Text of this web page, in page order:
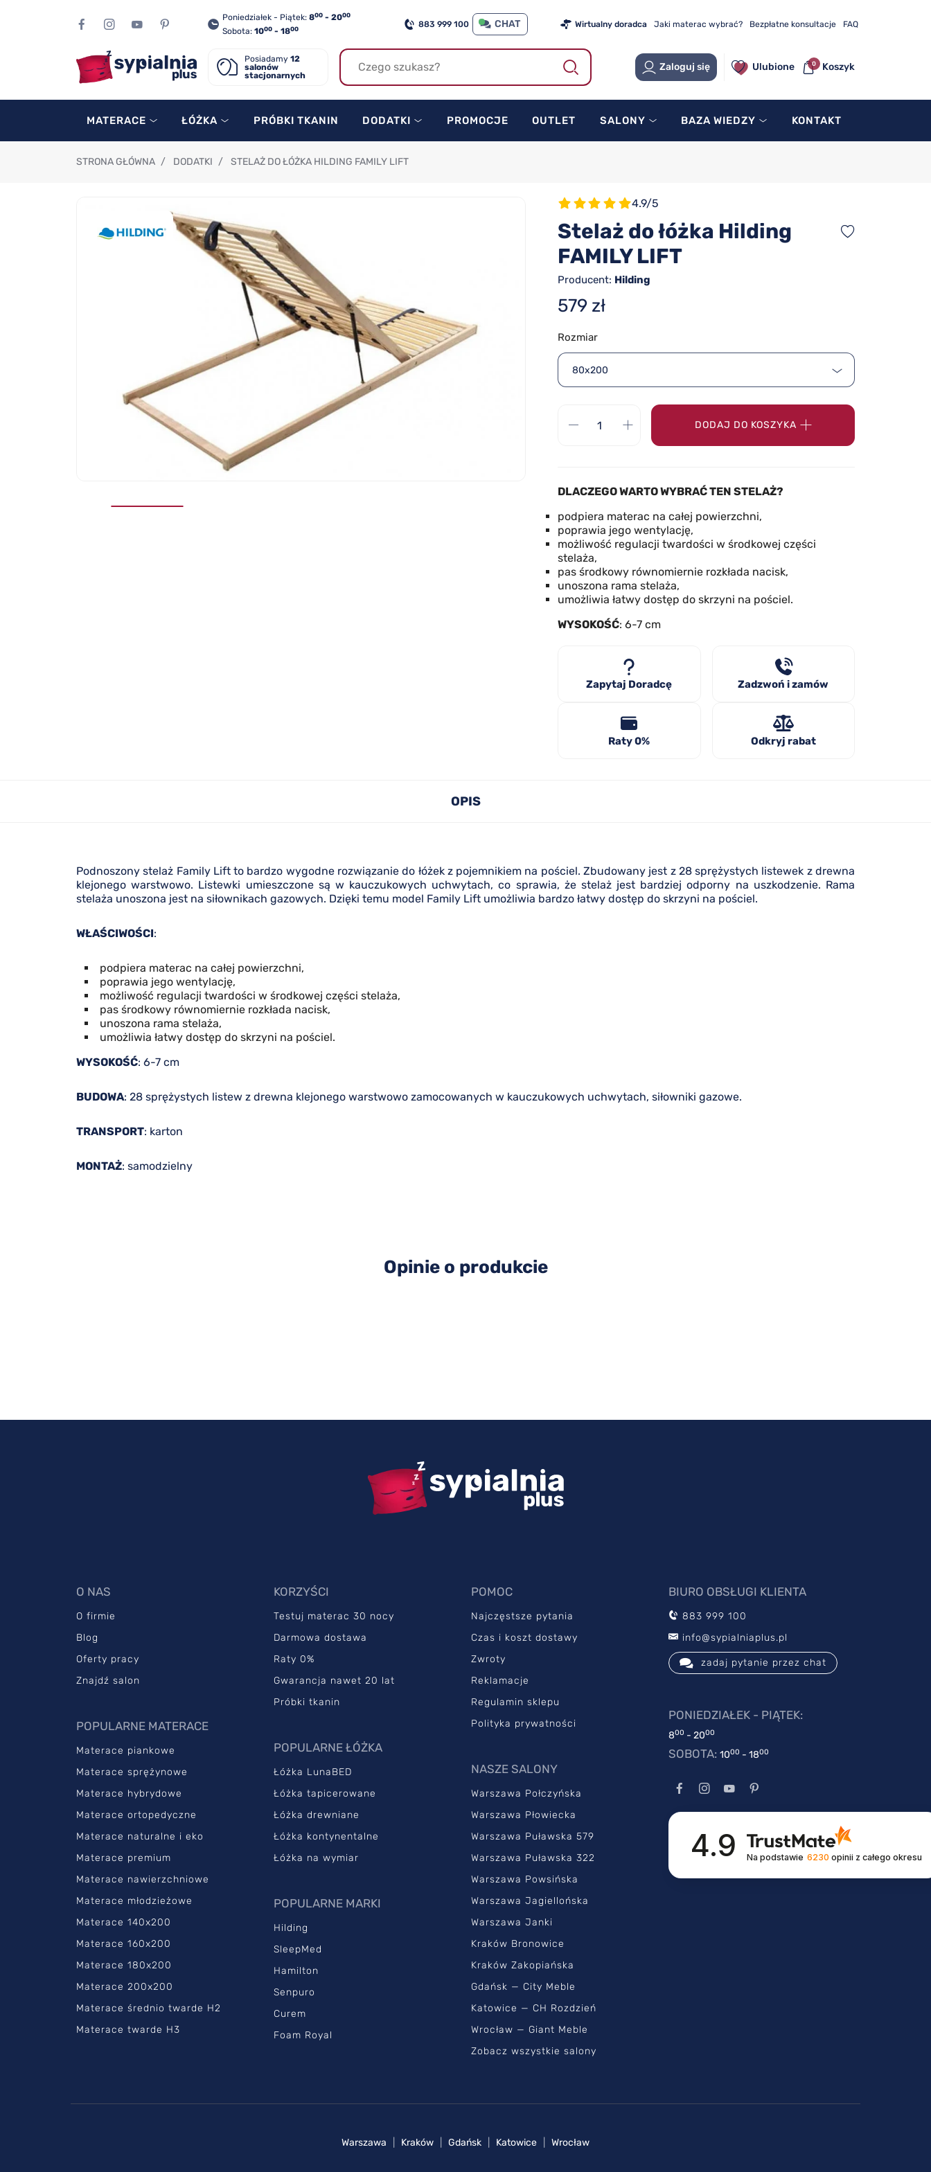
Poniedziałek - Piątek: 800 - 2000
Sobota: 1000 - 1800 883 999 100 CHAT Wirtualny doradca Jaki materac wybrać? Bezpłatne konsultacje FAQ
Posiadamy 12
salonów
stacjonarnych
Zaloguj się Ulubione Koszyk
0
MATERACE ŁÓŻKA PRÓBKI TKANIN DODATKI PROMOCJE OUTLET SALONY BAZA WIEDZY KONTAKT
STRONA GŁÓWNA / DODATKI / STELAŻ DO ŁÓŻKA HILDING FAMILY LIFT
4.9/5
Stelaż do łóżka Hilding
FAMILY LIFT
Producent: Hilding
579 zł
Rozmiar
80x200
DODAJ DO KOSZYKA
DLACZEGO WARTO WYBRAĆ TEN STELAŻ?
podpiera materac na całej powierzchni,
poprawia jego wentylację,
możliwość regulacji twardości w środkowej części
stelaża,
pas środkowy równomiernie rozkłada nacisk,
unoszona rama stelaża,
umożliwia łatwy dostęp do skrzyni na pościel.
WYSOKOŚĆ: 6-7 cm
Zapytaj Doradcę Zadzwoń i zamów
Raty 0% Odkryj rabat
OPIS
Podnoszony stelaż Family Lift to bardzo wygodne rozwiązanie do łóżek z pojemnikiem na pościel. Zbudowany jest z 28 sprężystych listewek z drewna
klejonego warstwowo. Listewki umieszczone są w kauczukowych uchwytach, co sprawia, że stelaż jest bardziej odporny na uszkodzenie. Rama
stelaża unoszona jest na siłownikach gazowych. Dzięki temu model Family Lift umożliwia bardzo łatwy dostęp do skrzyni na pościel.
WŁAŚCIWOŚCI:
podpiera materac na całej powierzchni,
poprawia jego wentylację,
możliwość regulacji twardości w środkowej części stelaża,
pas środkowy równomiernie rozkłada nacisk,
unoszona rama stelaża,
umożliwia łatwy dostęp do skrzyni na pościel.
WYSOKOŚĆ: 6-7 cm
BUDOWA: 28 sprężystych listew z drewna klejonego warstwowo zamocowanych w kauczukowych uchwytach, siłowniki gazowe.
TRANSPORT: karton
MONTAŻ: samodzielny
Opinie o produkcie
O NAS
O firmie
Blog
Oferty pracy
Znajdź salon
POPULARNE MATERACE
Materace piankowe
Materace sprężynowe
Materace hybrydowe
Materace ortopedyczne
Materace naturalne i eko
Materace premium
Materace nawierzchniowe
Materace młodzieżowe
Materace 140x200
Materace 160x200
Materace 180x200
Materace 200x200
Materace średnio twarde H2
Materace twarde H3
KORZYŚCI
Testuj materac 30 nocy
Darmowa dostawa
Raty 0%
Gwarancja nawet 20 lat
Próbki tkanin
POPULARNE ŁÓŻKA
Łóżka LunaBED
Łóżka tapicerowane
Łóżka drewniane
Łóżka kontynentalne
Łóżka na wymiar
POPULARNE MARKI
Hilding
SleepMed
Hamilton
Senpuro
Curem
Foam Royal
POMOC
Najczęstsze pytania
Czas i koszt dostawy
Zwroty
Reklamacje
Regulamin sklepu
Polityka prywatności
NASZE SALONY
Warszawa Połczyńska
Warszawa Płowiecka
Warszawa Puławska 579
Warszawa Puławska 322
Warszawa Powsińska
Warszawa Jagiellońska
Warszawa Janki
Kraków Bronowice
Kraków Zakopiańska
Gdańsk — City Meble
Katowice — CH Rozdzień
Wrocław — Giant Meble
Zobacz wszystkie salony
BIURO OBSŁUGI KLIENTA
883 999 100
info@sypialniaplus.pl
zadaj pytanie przez chat
PONIEDZIAŁEK - PIĄTEK:
800 - 2000
SOBOTA: 1000 - 1800
4.9 Na podstawie 6230 opinii z całego okresu
Warszawa Kraków Gdańsk Katowice Wrocław